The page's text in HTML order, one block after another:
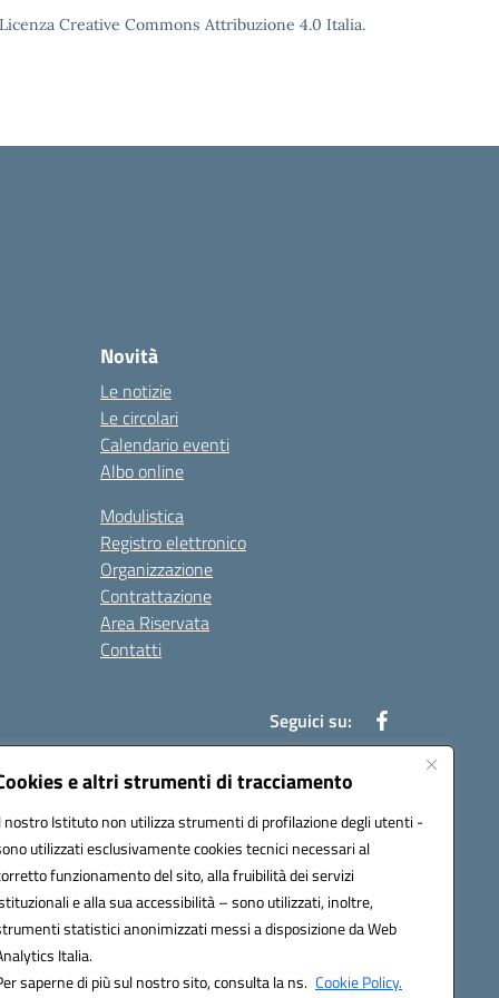
e altri strumenti di tracciamento
nostro Istituto non utilizza strumenti di profilazione degli utenti -
utilizzati esclusivamente cookies tecnici necessari al
funzionamento del sito, alla fruibilità dei servizi
e alla sua accessibilità – sono utilizzati, inoltre,
statistici anonimizzati messi a disposizione da Web
Italia.
saperne di più sul nostro sito, consulta la ns. Cookie Policy.
Creative Commons Attribuzione 4.0 Italia.
Novità
Le notizie
Le circolari
Calendario eventi
Albo online
Modulistica
Registro elettronico
Organizzazione
Contrattazione
Area Riservata
Contatti
Seguici su: